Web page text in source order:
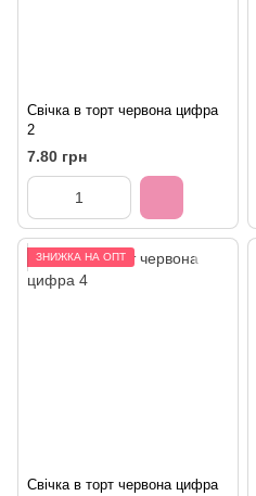
Свічка в торт червона цифра
2
7.80 грн
ЗНИЖКА НА ОПТ
Свічка в торт червона цифра